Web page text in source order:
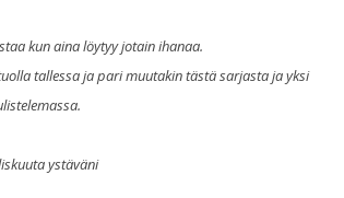
kun aina löytyy jotain ihanaa.
tallessa ja pari muutakin tästä sarjasta ja yksi
ystäväni